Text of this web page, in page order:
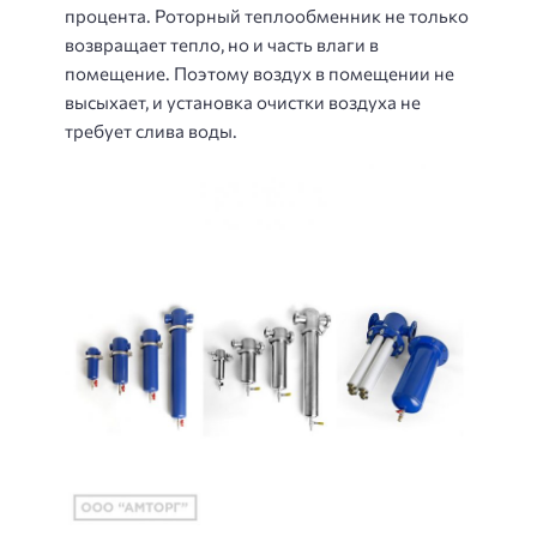
процента. Роторный теплообменник не только
возвращает тепло, но и часть влаги в
помещение. Поэтому воздух в помещении не
высыхает, и установка очистки воздуха не
требует слива воды.